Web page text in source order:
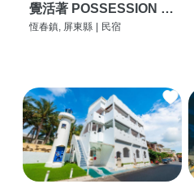
覺活著 POSSESSION |
背包客棧 | 恆春必住特色
恆春鎮, 屏東縣 民宿